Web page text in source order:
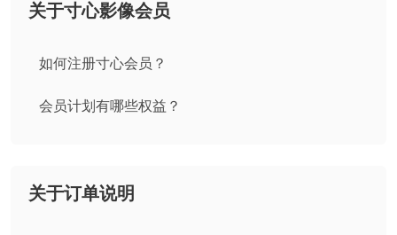
关于寸心影像会员
如何注册寸心会员？
会员计划有哪些权益？
关于订单说明